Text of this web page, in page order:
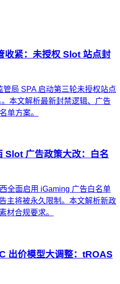
收紧：未授权 Slot 站点封
局 SPA 启动第三轮未授权站点
本文解析最新封禁逻辑、广告
单方案。
Slot 广告政策大改：白名
全面启用 iGaming 广告白名单
主将被永久限制。本文解析新政
材合规要求。
出价模型大调整：tROAS